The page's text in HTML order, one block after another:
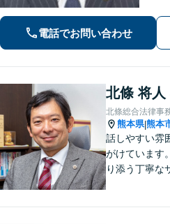
受付
電話でお問い合わせ
北條 将人
北條総合法律事
熊本県|熊本
話しやすい雰
がけています
り添う丁寧な